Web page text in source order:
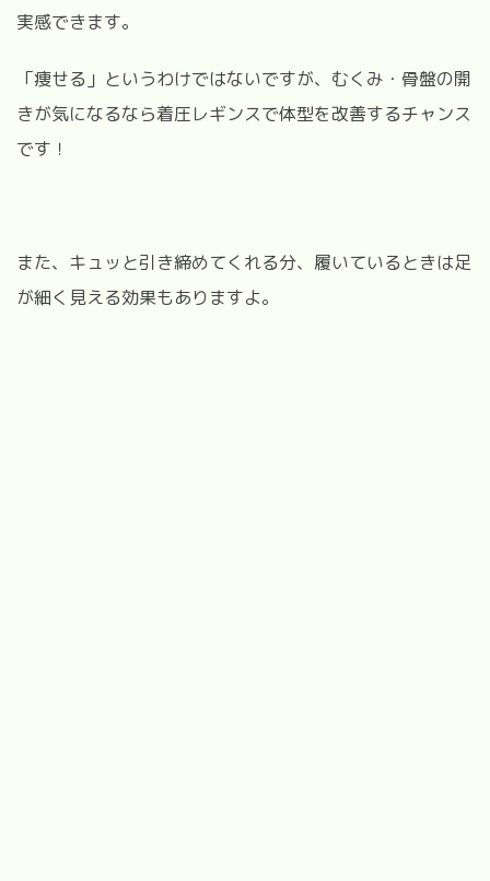
実感できます。
「痩せる」というわけではないですが、むくみ・骨盤の開
きが気になるなら着圧レギンスで体型を改善するチャンス
です！
また、キュッと引き締めてくれる分、履いているときは足
が細く見える効果もありますよ。